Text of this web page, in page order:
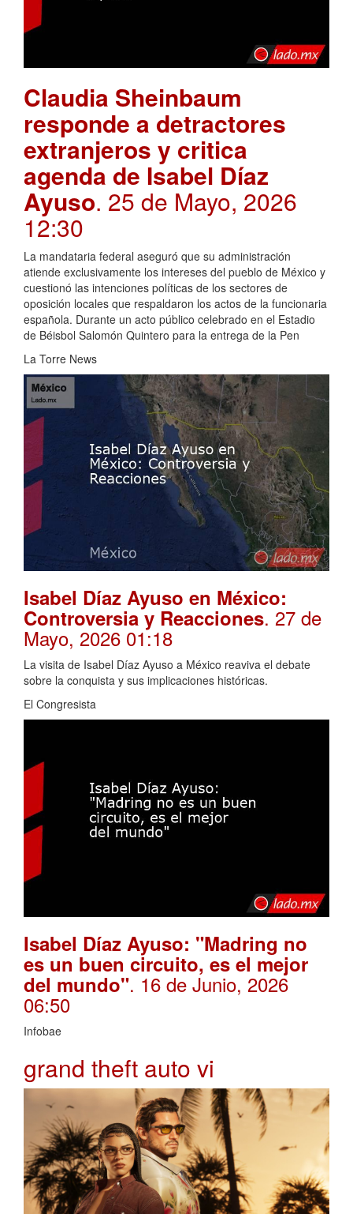
Claudia Sheinbaum
responde a detractores
extranjeros y critica
agenda de Isabel Díaz
Ayuso. 25 de Mayo, 2026
12:30
La mandataria federal aseguró que su administración
atiende exclusivamente los intereses del pueblo de México y
cuestionó las intenciones políticas de los sectores de
oposición locales que respaldaron los actos de la funcionaria
española. Durante un acto público celebrado en el Estadio
de Béisbol Salomón Quintero para la entrega de la Pen
La Torre News
Isabel Díaz Ayuso en México:
Controversia y Reacciones. 27 de
Mayo, 2026 01:18
La visita de Isabel Díaz Ayuso a México reaviva el debate
sobre la conquista y sus implicaciones históricas.
El Congresista
Isabel Díaz Ayuso: "Madring no
es un buen circuito, es el mejor
del mundo". 16 de Junio, 2026
06:50
Infobae
grand theft auto vi